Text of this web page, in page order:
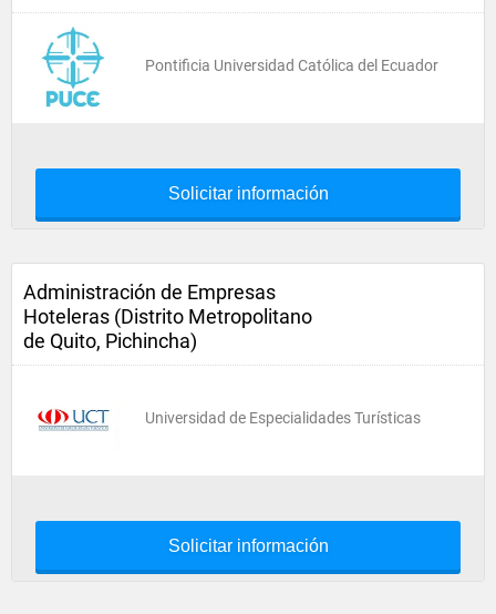
Pontificia Universidad Católica del Ecuador
Solicitar información
Administración de Empresas
Hoteleras (Distrito Metropolitano
de Quito, Pichincha)
Universidad de Especialidades Turísticas
Solicitar información